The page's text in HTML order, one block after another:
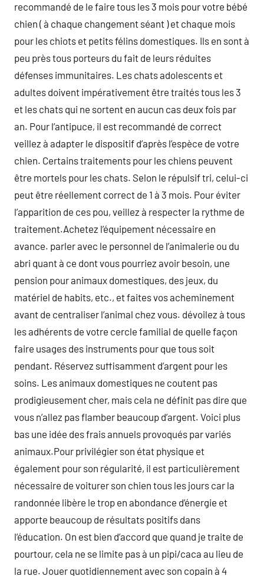
recommandé de le faire tous les 3 mois pour votre bébé
chien ( à chaque changement séant ) et chaque mois
pour les chiots et petits félins domestiques. Ils en sont à
peu près tous porteurs du fait de leurs réduites
défenses immunitaires. Les chats adolescents et
adultes doivent impérativement être traités tous les 3
et les chats qui ne sortent en aucun cas deux fois par
an. Pour l’antipuce, il est recommandé de correct
veillez à adapter le dispositif d’après l’espèce de votre
chien. Certains traitements pour les chiens peuvent
être mortels pour les chats. Selon le répulsif tri, celui-ci
peut être réellement correct de 1 à 3 mois. Pour éviter
l’apparition de ces pou, veillez à respecter la rythme de
traitement.Achetez l’équipement nécessaire en
avance. parler avec le personnel de l’animalerie ou du
abri quant à ce dont vous pourriez avoir besoin, une
pension pour animaux domestiques, des jeux, du
matériel de habits, etc., et faites vos acheminement
avant de centraliser l’animal chez vous. dévoilez à tous
les adhérents de votre cercle familial de quelle façon
faire usages des instruments pour que tous soit
pendant. Réservez suffisamment d’argent pour les
soins. Les animaux domestiques ne coutent pas
prodigieusement cher, mais cela ne définit pas dire que
vous n’allez pas flamber beaucoup d’argent. Voici plus
bas une idée des frais annuels provoqués par variés
animaux.Pour privilégier son état physique et
également pour son régularité, il est particulièrement
nécessaire de voiturer son chien tous les jours car la
randonnée libère le trop en abondance d’énergie et
apporte beaucoup de résultats positifs dans
l’éducation. On est bien d’accord que quand je traite de
pourtour, cela ne se limite pas à un pipi/caca au lieu de
la rue. Jouer quotidiennement avec son copain à 4